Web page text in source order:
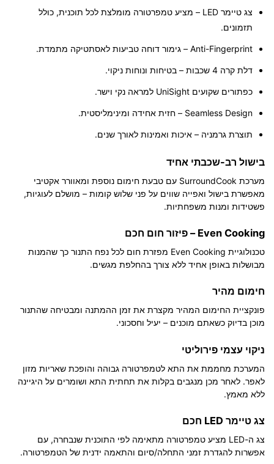
צג טיימר LED
– מציע טמפרטורה מומלצת לכל תוכנית, כולל
תזמונים.
Anti-Fingerprint – גימור דוחה טביעות לאסתטיקה מתמדת.
דלת קרה 4 שכבות – בטיחות ונוחות ניקוי.
כפתורים שקועים UniSight למראה נקי וישר.
Seamless Design – חזית אחידה ומינימליסטית.
תוצרת גרמניה – איכות ואמינות לאורך שנים.
בישול רב-שכבתי אחיד
מערכת SurroundCook עם טבעת חימום נוספת ומאוורר אקטיבי
מאפשרת בישול ואפייה שווים על פני שלוש קומות – מושלם לעוגיות,
פשטידות ומנות משפחתיות.
Even Cooking – פיזור חום חכם
טכנולוגיית Even Cooking מפזרת חום לכל נפח התנור כך שהמנות
מבושלות באופן אחיד ללא צורך בהחלפת מגשים.
חימום מהיר
פונקציית החימום המהיר מקצרת את זמן ההמתנה ומבטיחה שהתנור
מוכן בדיוק כשאתם מוכנים – יעיל וחסכוני.
ניקוי עצמי פירוליטי
המערכת מחממת את התא לטמפרטורה גבוהה והופכת שאריות מזון
לאפר. לאחר מכן מנגבים בקלות את תחתית התא ושומרים על היגיינה
ללא מאמץ.
צג טיימר LED חכם
צג ה-LED מציע טמפרטורה מתאימה לפי התוכנית שנבחרה, עם
אפשרות להגדרת זמני התחלה/סיום והתאמה ידנית של הטמפרטורה.